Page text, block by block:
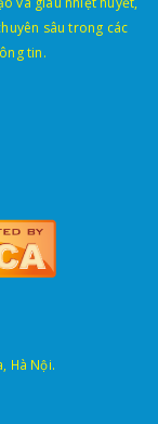
sâu trong các
tin.
Hà Nội.